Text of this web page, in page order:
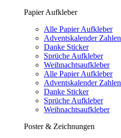
Papier Aufkleber
Alle Papier Aufkleber
Adventskalender Zahlen
Danke Sticker
Sprüche Aufkleber
Weihnachtsaufkleber
Alle Papier Aufkleber
Adventskalender Zahlen
Danke Sticker
Sprüche Aufkleber
Weihnachtsaufkleber
Poster & Zeichnungen